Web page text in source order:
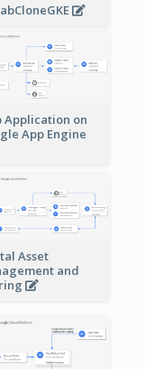
Application on
App Engine
Asset
and